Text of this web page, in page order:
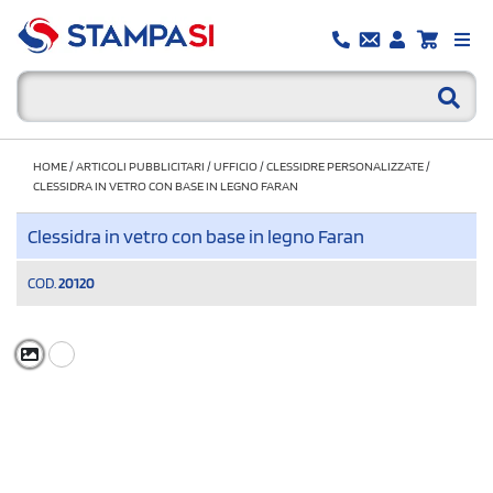
HOME/ARTICOLI PUBBLICITARI /UFFICIO/CLESSIDRE PERSONALIZZATE/
CLESSIDRA IN VETRO CON BASE IN LEGNO FARAN
Clessidra in vetro con base in legno Faran
COD. 20120